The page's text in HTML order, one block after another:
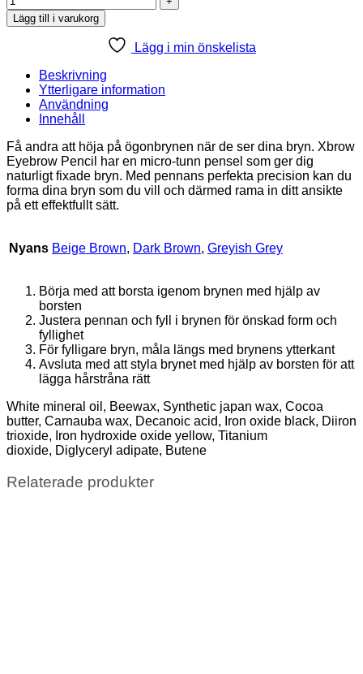
Lägg till i varukorg
Lägg i min önskelista
Beskrivning
Ytterligare information
Användning
Innehåll
Få andra att höja på ögonbrynen när de ser dina bryn. Xbrow
Eyebrow Pencil har en micro-tunn pensel som ger dig
naturligt fixade bryn. Med pennans perfekta precision kan du
forma dina bryn som du vill och därmed rama in ditt ansikte
på ett effektfullt sätt.
Nyans Beige Brown, Dark Brown, Greyish Grey
Börja med att borsta igenom brynen med hjälp av
borsten
Justera pennan och fyll i brynen för önskad form och
fyllighet
För fylligare bryn, måla längs med brynens ytterkant
Avsluta med att styla brynet med hjälp av borsten för att
lägga hårstråna rätt
White mineral oil, Beewax, Synthetic japan wax, Cocoa
butter, Carnauba wax, Decanoic acid, Iron oxide black, Diiron
trioxide, Iron hydroxide oxide yellow, Titanium
dioxide, Diglyceryl adipate, Butene
Relaterade produkter